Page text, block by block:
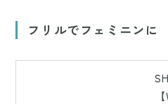
フリルでフェミニンに